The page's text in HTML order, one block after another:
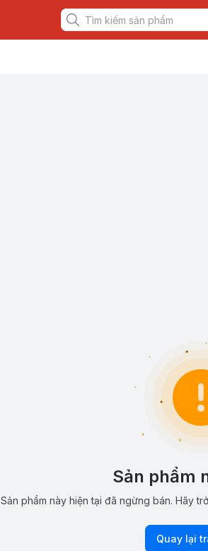
Sản phẩm
Sản phẩm này hiện tại đã ngừng bán. Hãy
Quay lại